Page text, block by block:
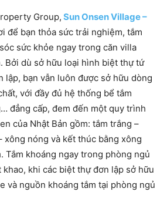
Group, Sun Onsen Village –
để bạn thỏa sức trải nghiệm, tắm
sức khỏe ngay trong căn villa
Bởi dù sở hữu loại hình biệt thự tứ
lập, bạn vẫn luôn được sở hữu dòng
với đầy đủ hệ thống bể tắm
đẳng cấp, đem đến một quy trình
của Nhật Bản gồm: tắm trắng –
xông nóng và kết thúc bằng xông
Tắm khoáng ngay trong phòng ngủ
khao, khi các biệt thự đơn lập sở hữu
và nguồn khoáng tắm tại phòng ngủ